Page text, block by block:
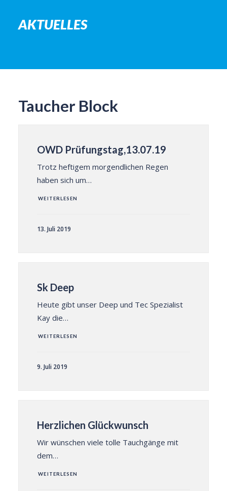
AKTUELLES
Taucher Block
OWD Prüfungstag,13.07.19
Trotz heftigem morgendlichen Regen
haben sich um…
WEITERLESEN
13. Juli 2019
Sk Deep
Heute gibt unser Deep und Tec Spezialist
Kay die…
WEITERLESEN
9. Juli 2019
Herzlichen Glückwunsch
Wir wünschen viele tolle Tauchgänge mit
dem…
WEITERLESEN